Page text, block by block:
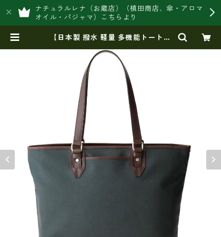
ナチュラルレナ（お蔵店）（槙田商店、傘・アロマ
オイル・パジャマ）こちらより
【日本製 撥水 軽量 多機能トートバ
ビジネストートバッグ 大容量 自立
メンズ B4 A4 通勤 出張 普段使い ビ
ジカジ | 豊岡製オリジナルバッグ製
造販売【日本製・バッグ財布 専門
店】レナ ジャパンメイド ショッ